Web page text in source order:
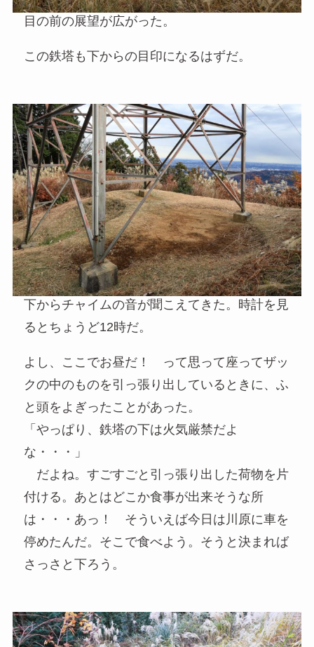
目の前の展望が広がった。
この鉄塔も下からの目印になるはずだ。
下からチャイムの音が聞こえてきた。時計を見
るとちょうど12時だ。
よし、ここでお昼だ！ って思って座ってザッ
クの中のものを引っ張り出しているときに、ふ
と頭をよぎったことがあった。
「やっぱり、鉄塔の下は火気厳禁だよ
な・・・」
だよね。すごすごと引っ張り出した荷物を片
付ける。あとはどこか食事が出来そうな所
は・・・あっ！ そういえば今日は川原に車を
停めたんだ。そこで食べよう。そうと決まれば
さっさと下ろう。